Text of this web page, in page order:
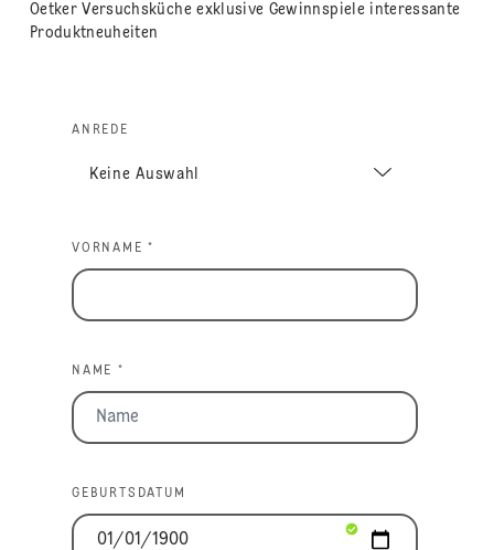
Oetker Versuchsküche exklusive Gewinnspiele interessante
Produktneuheiten
ANREDE
VORNAME *
NAME *
GEBURTSDATUM